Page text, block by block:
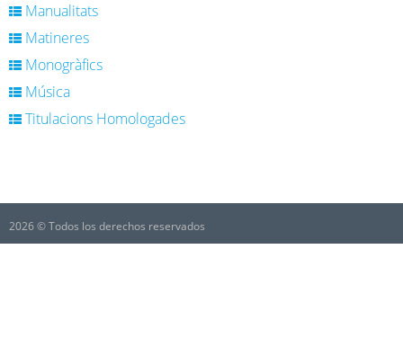
Manualitats
Matineres
Monogràfics
Música
Titulacions Homologades
2026 © Todos los derechos reservados